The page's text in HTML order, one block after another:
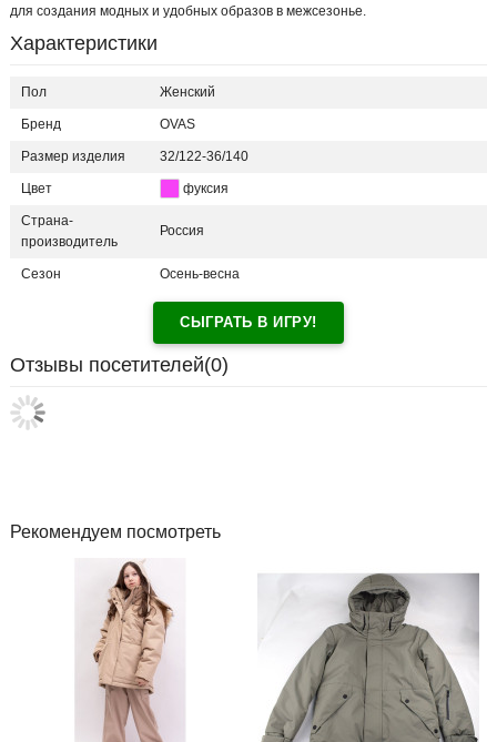
для создания модных и удобных образов в межсезонье.
Характеристики
Пол Женский
Бренд OVAS
Размер изделия 32/122-36/140
Цвет фуксия
Страна-
производитель
Россия
Сезон Осень-весна
СЫГРАТЬ В ИГРУ!
Отзывы посетителей(0)
Рекомендуем посмотреть